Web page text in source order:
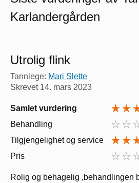
Karlandergården
Utrolig flink
Tannlege: Mari Slette
Skrevet 14. mars 2023
Samlet vurdering
Behandling
Tilgjengelighet og service
Pris
Rolig og behagelig ,behandlingen